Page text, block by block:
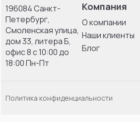
196084 Санкт-
Петербург,
Смоленская улица,
дом 33, литерa Б,
офис 8 с 10:00 до
18:00 Пн-Пт
Компания
О компании
Наши клиенты
Блог
Политика конфиденциальности